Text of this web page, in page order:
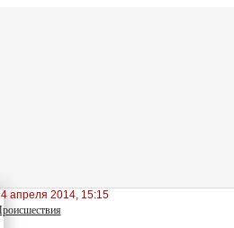
апреля 2014, 15:15